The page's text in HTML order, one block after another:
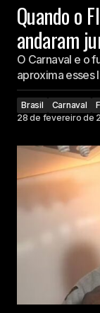
Quando o
andaram
O Carnaval e o
aproxima esses
Brasil Carnaval
28 de fevereiro de